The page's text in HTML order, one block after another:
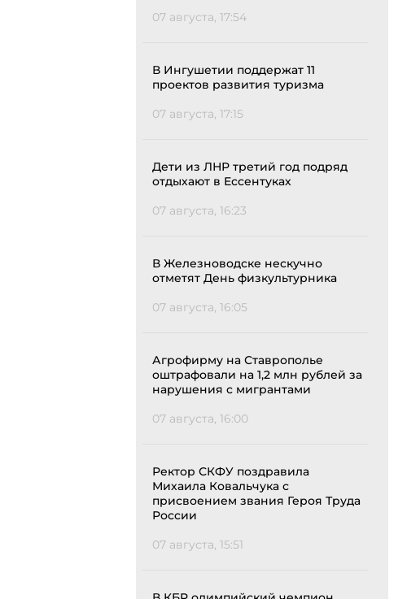
07 августа, 17:54
В Ингушетии поддержат 11
проектов развития туризма
07 августа, 17:15
Дети из ЛНР третий год подряд
отдыхают в Ессентуках
07 августа, 16:23
В Железноводске нескучно
отметят День физкультурника
07 августа, 16:05
Агрофирму на Ставрополье
оштрафовали на 1,2 млн рублей за
нарушения с мигрантами
07 августа, 16:00
Ректор СКФУ поздравила
Михаила Ковальчука с
присвоением звания Героя Труда
России
07 августа, 15:51